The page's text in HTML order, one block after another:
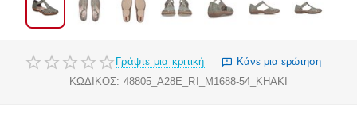
Γράψτε μια κριτική
Κάνε μια ερώτηση
ΚΩΔΙΚΟΣ: 48805_A28E_RI_M1688-54_KHAKI